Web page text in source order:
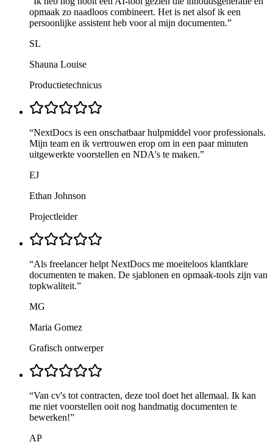
opmaak zo naadloos combineert. Het is net alsof ik een
persoonlijke assistent heb voor al mijn documenten.”
SL
Shauna Louise
Productietechnicus
“NextDocs is een onschatbaar hulpmiddel voor professionals.
Mijn team en ik vertrouwen erop om in een paar minuten
uitgewerkte voorstellen en NDA's te maken.”
EJ
Ethan Johnson
Projectleider
“Als freelancer helpt NextDocs me moeiteloos klantklare
documenten te maken. De sjablonen en opmaak-tools zijn van
topkwaliteit.”
MG
Maria Gomez
Grafisch ontwerper
“Van cv's tot contracten, deze tool doet het allemaal. Ik kan
me niet voorstellen ooit nog handmatig documenten te
bewerken!”
AP